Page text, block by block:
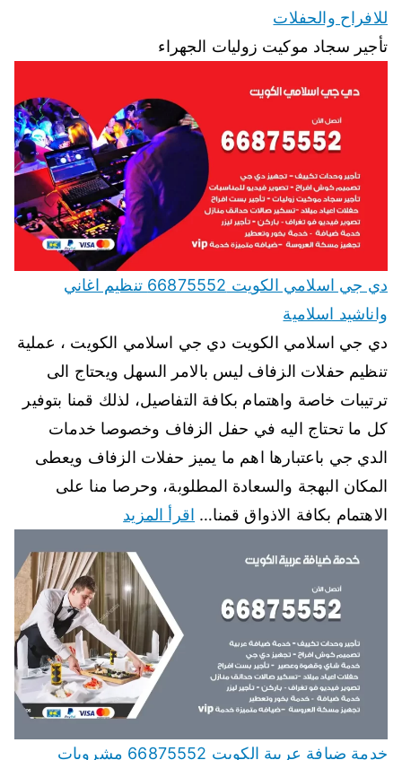
للافراح والحفلات
تأجير سجاد موكيت زوليات الجهراء
دي جي اسلامي الكويت 66875552 تنظيم اغاني
واناشيد اسلامية
دي جي اسلامي الكويت دي جي اسلامي الكويت ، عملية
تنظيم حفلات الزفاف ليس بالامر السهل ويحتاج الى
ترتيبات خاصة واهتمام بكافة التفاصيل، لذلك قمنا بتوفير
كل ما تحتاج اليه في حفل الزفاف وخصوصا خدمات
الدي جي باعتبارها اهم ما يميز حفلات الزفاف ويعطى
المكان البهجة والسعادة المطلوبة، وحرصا منا على
الاهتمام بكافة الاذواق قمنا… اقرأ المزيد
خدمة ضيافة عربية الكويت 66875552 مشروبات